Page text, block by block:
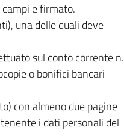
e firmato.
una delle quali deve
sul conto corrente n.
o bonifici bancari
con almeno due pagine
i dati personali del